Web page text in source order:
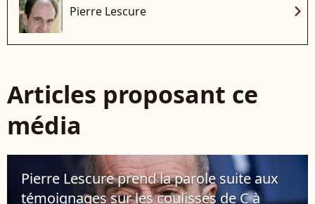
Pierre Lescure chevron_right
Articles proposant ce
média
Pierre Lescure prend la parole suite aux
témoignages sur les coulisses de C à